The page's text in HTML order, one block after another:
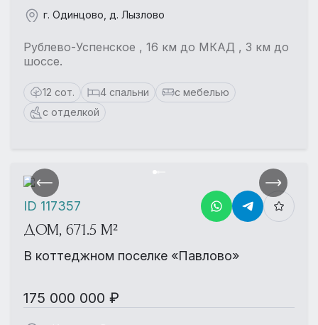
г. Одинцово, д. Лызлово
Рублево-Успенское , 16 км до МКАД , 3 км до
шоссе.
12 сот. 4 спальни
с мебелью
с отделкой
ДОМ, 671.5 М²
В коттеджном поселке «Павлово»
175 000 000 ₽
ID 117357